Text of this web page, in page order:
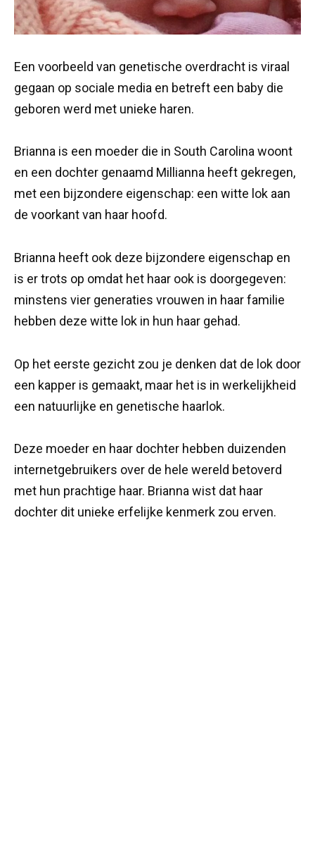
Een voorbeeld van genetische overdracht is viraal
gegaan op sociale media en betreft een baby die
geboren werd met unieke haren.
Brianna is een moeder die in South Carolina woont
en een dochter genaamd Millianna heeft gekregen,
met een bijzondere eigenschap: een witte lok aan
de voorkant van haar hoofd.
Brianna heeft ook deze bijzondere eigenschap en
is er trots op omdat het haar ook is doorgegeven:
minstens vier generaties vrouwen in haar familie
hebben deze witte lok in hun haar gehad.
Op het eerste gezicht zou je denken dat de lok door
een kapper is gemaakt, maar het is in werkelijkheid
een natuurlijke en genetische haarlok.
Deze moeder en haar dochter hebben duizenden
internetgebruikers over de hele wereld betoverd
met hun prachtige haar. Brianna wist dat haar
dochter dit unieke erfelijke kenmerk zou erven.